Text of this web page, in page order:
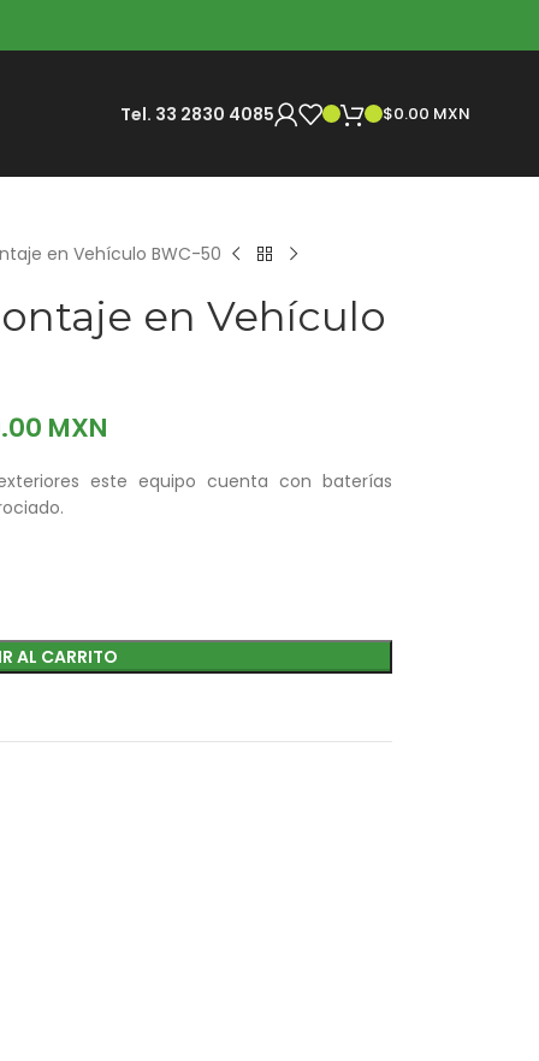
Tel. 33 2830 4085 $0.00 MXN
en Vehículo BWC-50
en Vehículo
MXN
este equipo cuenta con baterías
AL CARRITO